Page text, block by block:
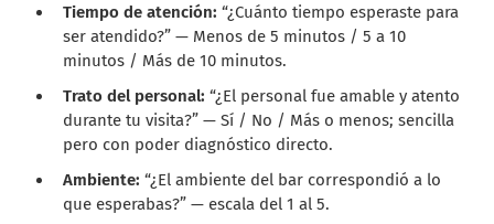
Tiempo de atención: “¿Cuánto tiempo esperaste para
ser atendido?” — Menos de 5 minutos / 5 a 10
minutos / Más de 10 minutos.
Trato del personal: “¿El personal fue amable y atento
durante tu visita?” — Sí / No / Más o menos; sencilla
pero con poder diagnóstico directo.
Ambiente: “¿El ambiente del bar correspondió a lo
que esperabas?” — escala del 1 al 5.